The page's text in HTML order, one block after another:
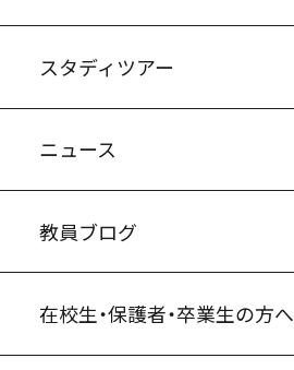
スタディツアー
ニュース
教員ブログ
在校生・保護者・卒業生の方へ